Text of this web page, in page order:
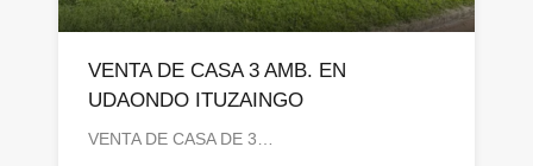
VENTA DE CASA 3 AMB. EN
UDAONDO ITUZAINGO
VENTA DE CASA DE 3…